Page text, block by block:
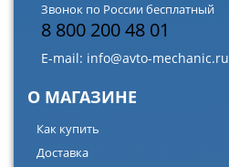
Звонок по России бесплатный
8 800 200 48 01
E-mail: info@avto-mechanic.ru
О МАГАЗИНЕ
Как купить
Доставка